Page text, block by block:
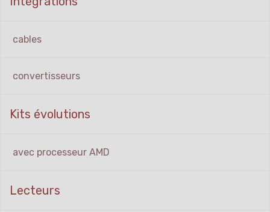
cables
convertisseurs
Kits évolutions
avec processeur AMD
Lecteurs